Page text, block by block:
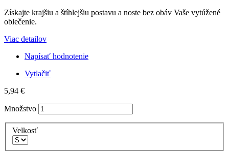
Získajte krajšiu a štíhlejšiu postavu a noste bez obáv Vaše vytúžené
oblečenie.
Viac detailov
Napísať hodnotenie
Vytlačiť
5,94 €
Množstvo
Velkosť